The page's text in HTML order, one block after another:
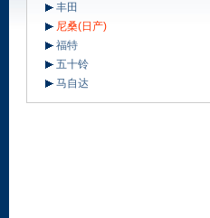
丰田
尼桑(日产)
福特
五十铃
马自达